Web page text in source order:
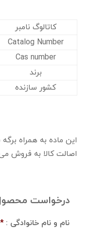
کاتالوگ نامبر
Catalog Number
Cas number
برند
کشور سازنده
این ماده به همراه
اصالت کالا به فروش
درخواست
نام و نام خانوادگی : *